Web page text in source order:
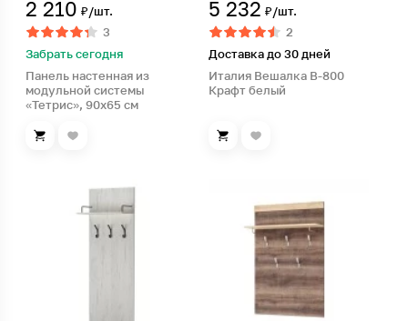
2 210 ₽/шт.
3
Забрать сегодня
Панель настенная из
модульной системы
«Тетрис», 90х65 см
5 232 ₽/шт.
2
Доставка до 30 дней
Италия Вешалка В-800
Крафт белый